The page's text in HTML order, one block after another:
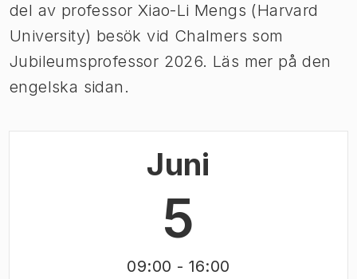
del av professor Xiao-Li Mengs (Harvard
University) besök vid Chalmers som
Jubileumsprofessor 2026. Läs mer på den
engelska sidan.
Juni
5
09:00 - 16:00